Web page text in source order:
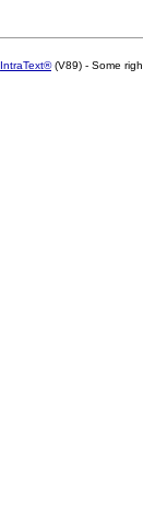
IntraText®(V89) - Some